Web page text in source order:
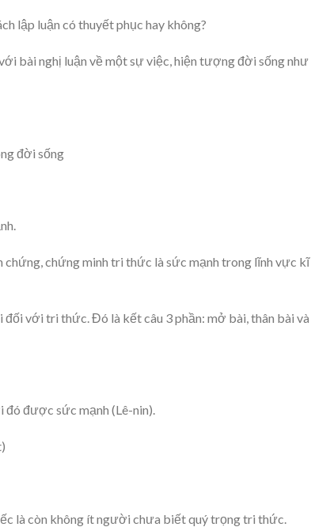
lập luận có thuyết phục hay không?
bài nghị luận về một sự việc, hiện tượng đời sống
đời sống
chứng, chứng minh tri thức là sức mạnh trong lĩnh vực kĩ
đối với tri thức. Đó là kết câu 3 phần: mở bài, thân bài và
được sức mạnh (Lê-nin).
là còn không ít người chưa biết quý trọng tri thức.